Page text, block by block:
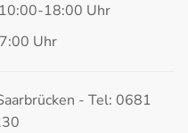
18:00 Uhr
Uhr
- Tel: 0681